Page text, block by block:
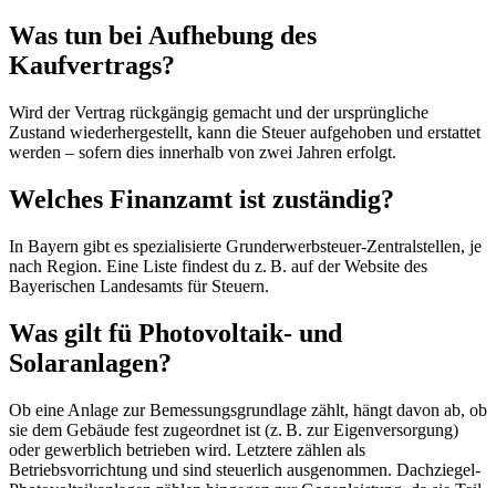
Was tun bei Aufhebung des
Kaufvertrags?
Wird der Vertrag rückgängig gemacht und der ursprüngliche
Zustand wiederhergestellt, kann die Steuer aufgehoben und erstattet
werden – sofern dies innerhalb von zwei Jahren erfolgt.
Welches Finanzamt ist zuständig?
In Bayern gibt es spezialisierte Grunderwerbsteuer-Zentralstellen, je
nach Region. Eine Liste findest du z. B. auf der Website des
Bayerischen Landesamts für Steuern.
Was gilt fü Photovoltaik- und
Solaranlagen?
Ob eine Anlage zur Bemessungsgrundlage zählt, hängt davon ab, ob
sie dem Gebäude fest zugeordnet ist (z. B. zur Eigenversorgung)
oder gewerblich betrieben wird. Letztere zählen als
Betriebsvorrichtung und sind steuerlich ausgenommen. Dachziegel-